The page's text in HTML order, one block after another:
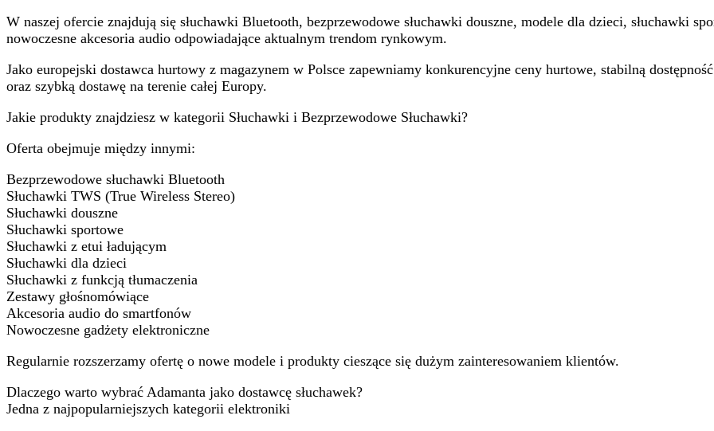
W naszej ofercie znajdują się słuchawki Bluetooth, bezprzewodowe słuchawki douszne, modele dla dzieci, słuchawki
nowoczesne akcesoria audio odpowiadające aktualnym trendom rynkowym.
Jako europejski dostawca hurtowy z magazynem w Polsce zapewniamy konkurencyjne ceny hurtowe, stabilną
oraz szybką dostawę na terenie całej Europy.
Jakie produkty znajdziesz w kategorii Słuchawki i Bezprzewodowe Słuchawki?
Oferta obejmuje między innymi:
Bezprzewodowe słuchawki Bluetooth
Słuchawki TWS (True Wireless Stereo)
Słuchawki douszne
Słuchawki sportowe
Słuchawki z etui ładującym
Słuchawki dla dzieci
Słuchawki z funkcją tłumaczenia
Zestawy głośnomówiące
Akcesoria audio do smartfonów
Nowoczesne gadżety elektroniczne
Regularnie rozszerzamy ofertę o nowe modele i produkty cieszące się dużym zainteresowaniem klientów.
Dlaczego warto wybrać Adamanta jako dostawcę słuchawek?
Jedna z najpopularniejszych kategorii elektroniki